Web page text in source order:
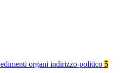
organi indirizzo-politico 5